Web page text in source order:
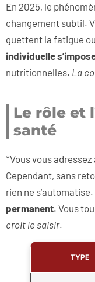
En 2025, le
changement subtil.
guettent la fatigue
individuelle
nutritionnelles. La
Le rôle et
santé
*Vous vous
Cependant, sans
rien ne
permanent. Vous
croit le saisir.
TYPE